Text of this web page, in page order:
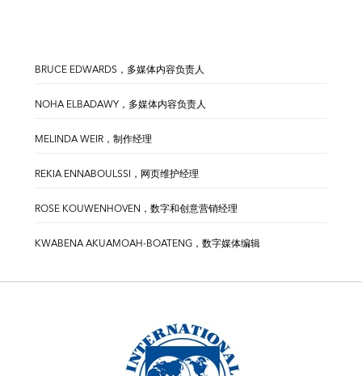
BRUCE EDWARDS，多媒体内容负责人
NOHA ELBADAWY，多媒体内容负责人
MELINDA WEIR，制作经理
REKIA ENNABOULSSI，网页维护经理
ROSE KOUWENHOVEN，数字和创意营销经理
KWABENA AKUAMOAH-BOATENG，数字媒体编辑